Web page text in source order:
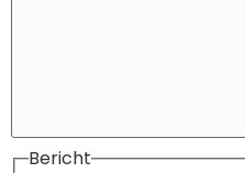
Bericht